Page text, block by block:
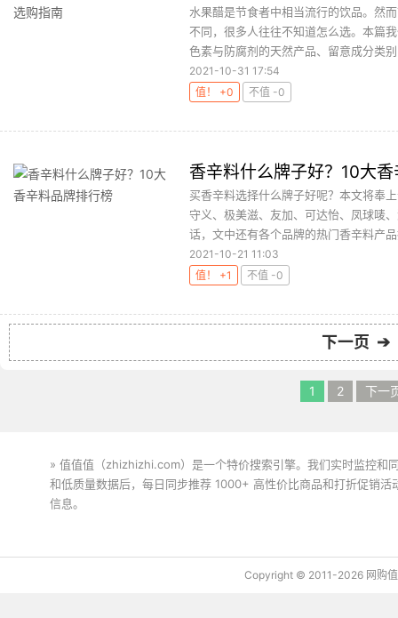
水果醋是节食者中相当流行的饮品。然
不同，很多人往往不知道怎么选。本篇
色素与防腐剂的天然产品、留意成分类
2021-10-31 17:54
值！ +0
不值 -0
香辛料什么牌子好？10大
买香辛料选择什么牌子好呢？本文将奉
守义、极美滋、友加、可达怡、凤球唛
话，文中还有各个品牌的热门香辛料产
2021-10-21 11:03
值！ +1
不值 -0
下一页 ➔
1 2 下一
» 值值值（zhizhizhi.com）是一个特价搜索引擎。我们实时监控和
和低质量数据后，每日同步推荐 1000+ 高性价比商品和打折促销
信息。
Copyright © 2011-2026 网购